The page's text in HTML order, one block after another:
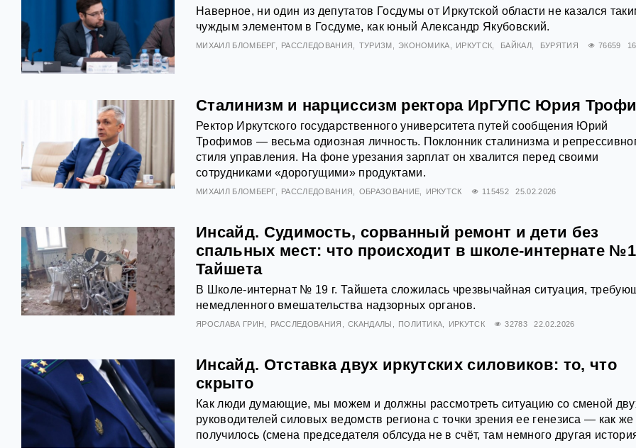
Наверное, ни один из депутатов Госдумы от Иркутской области не казался
чуждым элементом в Госдуме, как юный Александр Якубовский.
МИХАИЛ БЛОМБЕРГ РАССЛЕДОВАНИЯ ТУРИЗМ ЭКОНОМИКА ИРКУТСК БАЙКАЛ БУРЯТИЯ 76659
Сталинизм и нарциссизм ректора ИрГУПС Юрия
Ректор Иркутского государственного университета путей сообщения Юрий
Трофимов — весьма одиозная личность. Поклонник сталинизма и
стиля управления. На фоне урезания зарплат он хвалится перед своими
сотрудниками «дорогущими» продуктами.
МИХАИЛ БЛОМБЕРГ РАССЛЕДОВАНИЯ ОБРАЗОВАНИЕ ИРКУТСК 115452 25.02.2026
Инсайд. Судимость, сорванный ремонт и дети без
спальных мест: что происходит в школе-интернате
Тайшета
В Школе-интернат № 19 г. Тайшета сложилась чрезвычайная ситуация,
немедленного вмешательства надзорных органов.
ЯРОСЛАВА ГРИН РАССЛЕДОВАНИЯ СКАНДАЛЫ ПОЛИТИКА ИРКУТСК 32783 22.02.2026
Инсайд. Отставка двух иркутских силовиков: то, что
скрыто
Как люди думающие, мы можем и должны рассмотреть ситуацию со сменой
руководителей силовых ведомств региона с точки зрения ее генезиса — как же
получилось (смена председателя облсуда не в счёт, там немного другая